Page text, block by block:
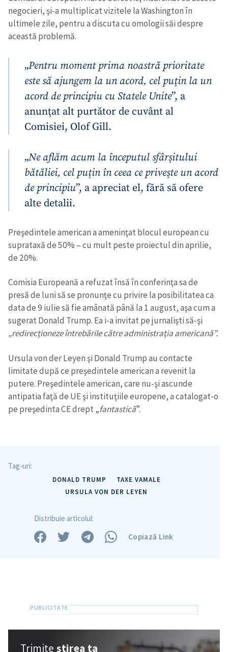
in English
negocieri, şi-a multiplicat vizitele la Washington în
ultimele zile, pentru a discuta cu omologii săi despre
această problemă.
„Pentru moment prima noastră prioritate
este să ajungem la un acord, cel puţin la un
acord de principiu cu Statele Unite”, a
anunţat alt purtător de cuvânt al
Comisiei, Olof Gill.
„Ne aflăm acum la începutul sfârşitului
bătăliei, cel puţin în ceea ce priveşte un acord
de principiu”, a apreciat el, fără să ofere
alte detalii.
Preşedintele american a ameninţat blocul european cu
suprataxă de 50% – cu mult peste proiectul din aprilie,
de 20%.
Comisia Europeană a refuzat însă în conferinţa sa de
presă de luni să se pronunţe cu privire la posibilitatea ca
data de 9 iulie să fie amânată până la 1 august, aşa cum a
sugerat Donald Trump. Ea i-a invitat pe jurnalişti să-şi
„redirecţioneze întrebările către administraţia americană”.
Ursula von der Leyen şi Donald Trump au contacte
limitate după ce preşedintele american a revenit la
putere. Preşedintele american, care nu-şi ascunde
antipatia faţă de UE şi instituţiile europene, a catalogat-o
pe preşedinta CE drept „fantastică”.
Tag-uri:
DONALD TRUMP
TAXE VAMALE
URSULA VON DER LEYEN
Distribuie articolul:
Copiază Link
Trimiteștirea ta